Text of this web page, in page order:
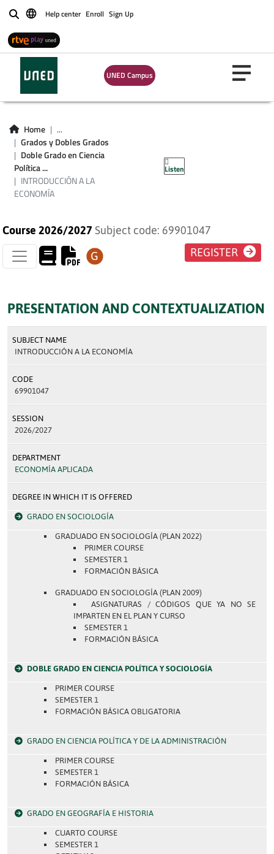
BuscarHelp center Enroll Sign Up
UNED Campus
Home
...
Grados y Dobles Grados
Doble Grado en Ciencia
Política ...
INTRODUCCIÓN A LA
ECONOMÍA
Listen
INTRODUCCIÓN A
LA ECONOMÍA
Course 2026/2027 Subject code: 69901047
REGISTER
PRESENTATION AND CONTEXTUALIZATION
SUBJECT NAME
INTRODUCCIÓN A LA ECONOMÍA
CODE
69901047
SESSION
2026/2027
DEPARTMENT
ECONOMÍA APLICADA
DEGREE IN WHICH IT IS OFFERED
GRADO EN SOCIOLOGÍA
GRADUADO EN SOCIOLOGÍA (PLAN 2022)
PRIMER COURSE
SEMESTER 1
FORMACIÓN BÁSICA
GRADUADO EN SOCIOLOGÍA (PLAN 2009)
ASIGNATURAS / CÓDIGOS QUE YA NO SE
IMPARTEN EN EL PLAN Y CURSO
SEMESTER 1
FORMACIÓN BÁSICA
DOBLE GRADO EN CIENCIA POLÍTICA Y SOCIOLOGÍA
PRIMER COURSE
SEMESTER 1
FORMACIÓN BÁSICA OBLIGATORIA
GRADO EN CIENCIA POLÍTICA Y DE LA ADMINISTRACIÓN
PRIMER COURSE
SEMESTER 1
FORMACIÓN BÁSICA
GRADO EN GEOGRAFÍA E HISTORIA
CUARTO COURSE
SEMESTER 1